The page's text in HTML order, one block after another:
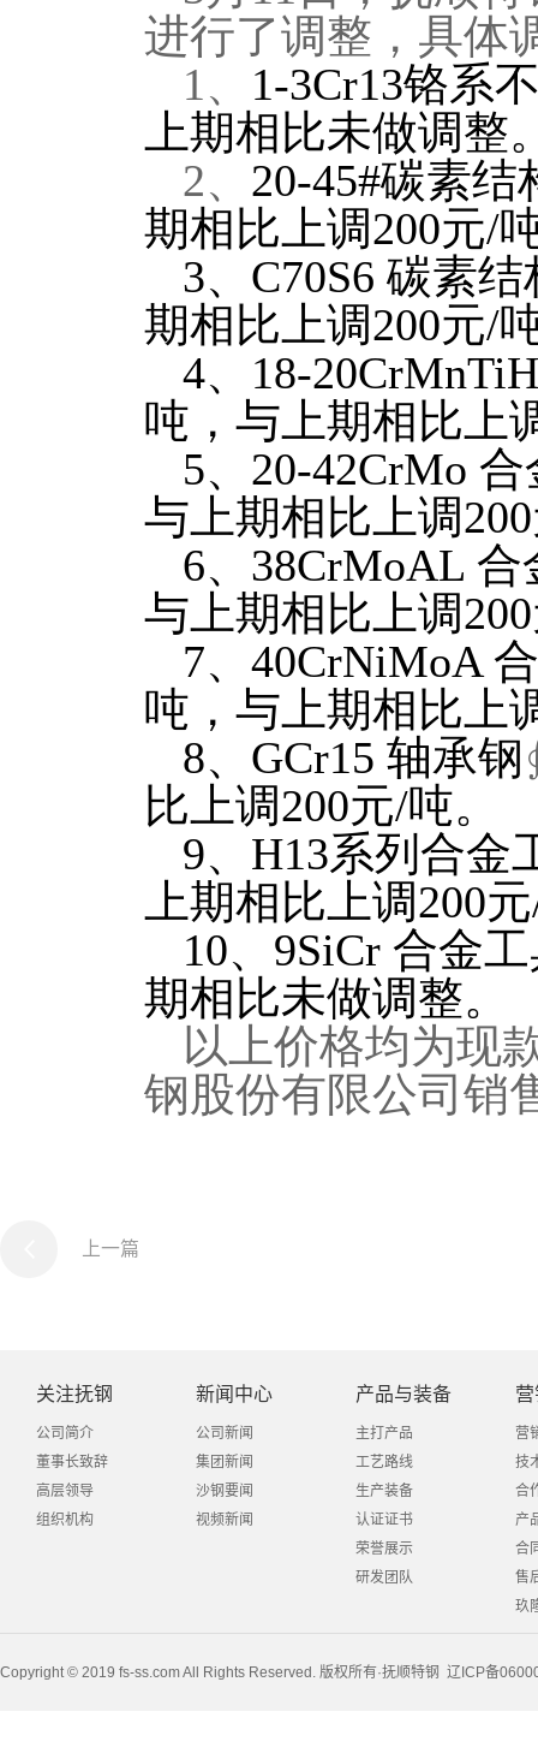
进行了调整，具体
1、 1-3Cr13铬系
上期相比未做调整
2、 20-45#碳素结
期相比上调200元/
3、 C70S6 碳素结
期相比上调200元/
4、 18-20CrMnTiH
吨，与上期相比上
5、 20-42CrMo 合
与上期相比上调
6、 38CrMoAL 合
与上期相比上调
7、 40CrNiMoA
吨，与上期相比上
8、 GCr15 轴承钢
比上调200元/吨。
9、 H13系列 合金
上期相比上调200
10、 9SiCr 合金
期相比未做调整。
以上价格均为现
钢股份有限公司销
上一篇
关注抚钢
公司简介
董事长致辞
高层领导
组织机构
新闻中心
公司新闻
集团新闻
沙钢要闻
视频新闻
产品与装备
主打产品
工艺路线
生产装备
认证证书
荣誉展示
研发团队
营
技
合
产
合
售
玖
Copyright © 2019 fs-ss.com All Rights Reserved. 版权所有·抚顺特钢 辽ICP备